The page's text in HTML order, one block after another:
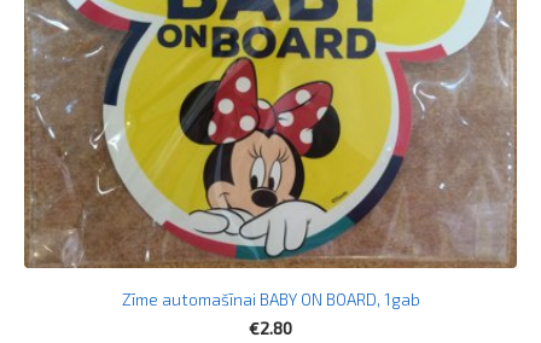
Zīme automašīnai BABY ON BOARD, 1gab
€2.80